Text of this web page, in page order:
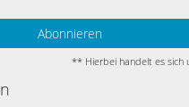
Abonnieren
** Hierbei handelt es sich